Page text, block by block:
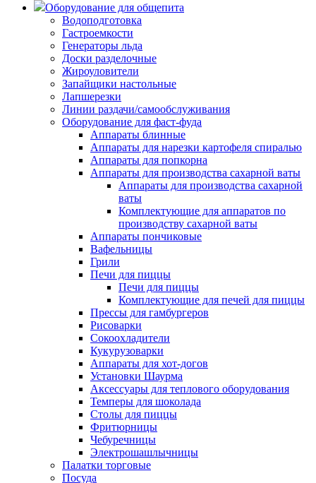
Оборудование для общепита
Водоподготовка
Гастроемкости
Генераторы льда
Доски разделочные
Жироуловители
Запайщики настольные
Лапшерезки
Линии раздачи/самообслуживания
Оборудование для фаст-фуда
Аппараты блинные
Аппараты для нарезки картофеля спиралью
Аппараты для попкорна
Аппараты для производства сахарной ваты
Аппараты для производства сахарной
ваты
Комплектующие для аппаратов по
производству сахарной ваты
Аппараты пончиковые
Вафельницы
Грили
Печи для пиццы
Печи для пиццы
Комплектующие для печей для пиццы
Прессы для гамбургеров
Рисоварки
Сокоохладители
Кукурузоварки
Аппараты для хот-догов
Установки Шаурма
Аксессуары для теплового оборудования
Темперы для шоколада
Столы для пиццы
Фритюрницы
Чебуречницы
Электрошашлычницы
Палатки торговые
Посуда